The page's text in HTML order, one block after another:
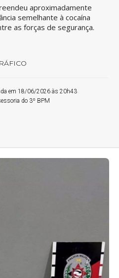
aproximadamente
semelhante à cocaína
as forças de segurança.
em 18/06/2026 às 20h43
do 3º BPM